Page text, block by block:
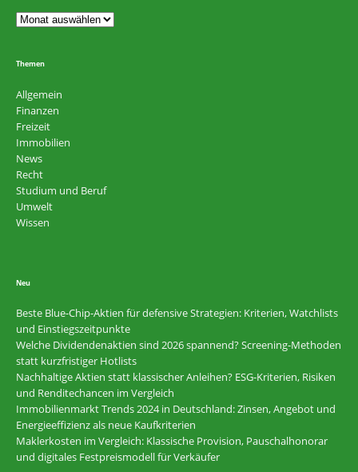
Themen
Allgemein
Finanzen
Freizeit
Immobilien
News
Recht
Studium und Beruf
Umwelt
Wissen
Neu
Beste Blue-Chip-Aktien für defensive Strategien: Kriterien, Watchlists
und Einstiegszeitpunkte
Welche Dividendenaktien sind 2026 spannend? Screening-Methoden
statt kurzfristiger Hotlists
Nachhaltige Aktien statt klassischer Anleihen? ESG-Kriterien, Risiken
und Renditechancen im Vergleich
Immobilienmarkt Trends 2024 in Deutschland: Zinsen, Angebot und
Energieeffizienz als neue Kaufkriterien
Maklerkosten im Vergleich: Klassische Provision, Pauschalhonorar
und digitales Festpreismodell für Verkäufer